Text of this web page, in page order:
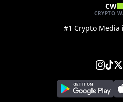
CW
CRYPTO
#1 Crypto Media